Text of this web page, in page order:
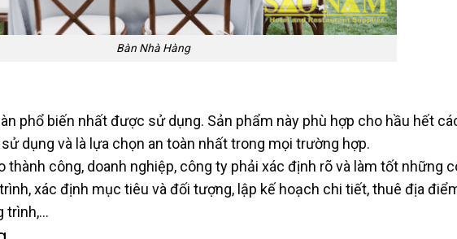
Bàn Nhà Hàng
phổ biến nhất được sử dụng. Sản phẩm này phù hợp cho hầu hết
dụng và là lựa chọn an toàn nhất trong mọi trường hợp.
công, doanh nghiệp, công ty phải xác định rõ và làm tốt những
xác định mục tiêu và đối tượng, lập kế hoạch chi tiết, thuê địa
trình,…